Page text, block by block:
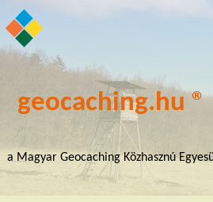
geocaching.hu ®
a Magyar Geocaching Közhasznú